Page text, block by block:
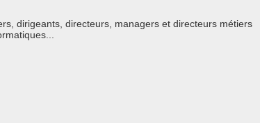
dirigeants, directeurs, managers et directeurs métiers